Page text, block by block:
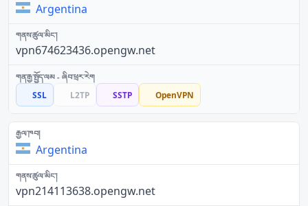
Argentina
vpn674623436.opengw.net
SSL L2TP SSTP OpenVPN
Argentina
vpn214113638.opengw.net